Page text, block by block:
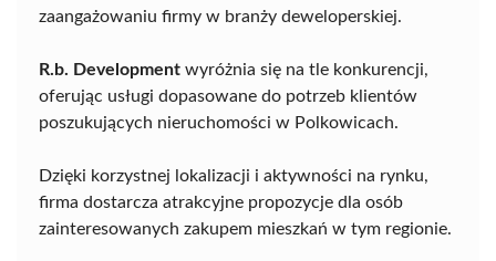
zaangażowaniu firmy w branży deweloperskiej.
R.b. Development wyróżnia się na tle konkurencji,
oferując usługi dopasowane do potrzeb klientów
poszukujących nieruchomości w Polkowicach.
Dzięki korzystnej lokalizacji i aktywności na rynku,
firma dostarcza atrakcyjne propozycje dla osób
zainteresowanych zakupem mieszkań w tym regionie.